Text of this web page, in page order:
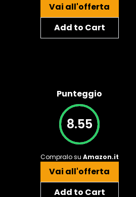
Vai all'offerta
Add to Cart
Punteggio
8.55
Compralo su Amazon.it
Vai all'offerta
Add to Cart